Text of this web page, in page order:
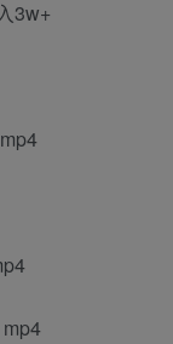
3w+